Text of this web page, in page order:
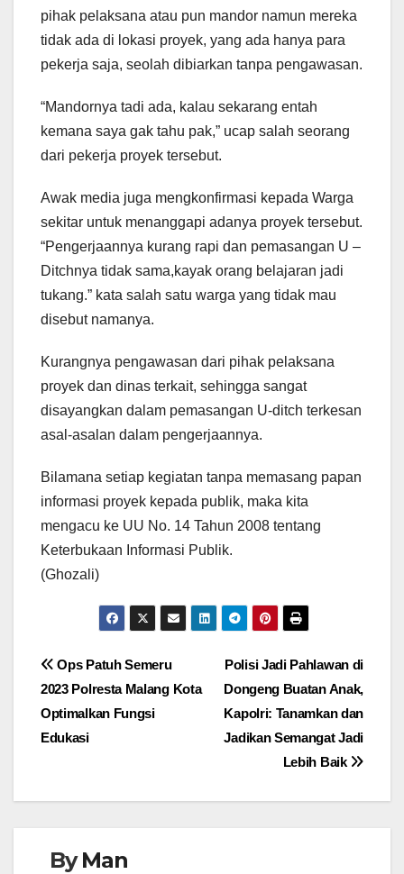
pihak pelaksana atau pun mandor namun mereka
tidak ada di lokasi proyek, yang ada hanya para
pekerja saja, seolah dibiarkan tanpa pengawasan.
“Mandornya tadi ada, kalau sekarang entah
kemana saya gak tahu pak,” ucap salah seorang
dari pekerja proyek tersebut.
Awak media juga mengkonfirmasi kepada Warga
sekitar untuk menanggapi adanya proyek tersebut.
“Pengerjaannya kurang rapi dan pemasangan U –
Ditchnya tidak sama,kayak orang belajaran jadi
tukang.” kata salah satu warga yang tidak mau
disebut namanya.
Kurangnya pengawasan dari pihak pelaksana
proyek dan dinas terkait, sehingga sangat
disayangkan dalam pemasangan U-ditch terkesan
asal-asalan dalam pengerjaannya.
Bilamana setiap kegiatan tanpa memasang papan
informasi proyek kepada publik, maka kita
mengacu ke UU No. 14 Tahun 2008 tentang
Keterbukaan Informasi Publik.
(Ghozali)
Navigasi
pos
Polisi Jadi Pahlawan di
Dongeng Buatan Anak,
Kapolri: Tanamkan dan
Jadikan Semangat Jadi
Lebih Baik
Ops Patuh Semeru
2023 Polresta Malang Kota
Optimalkan Fungsi
Edukasi
ByMan